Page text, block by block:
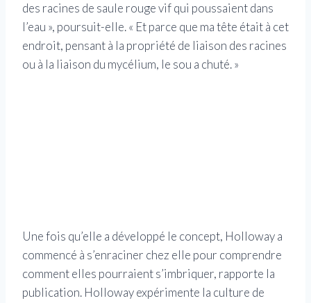
des racines de saule rouge vif qui poussaient dans
l’eau », poursuit-elle. « Et parce que ma tête était à cet
endroit, pensant à la propriété de liaison des racines
ou à la liaison du mycélium, le sou a chuté. »
Une fois qu’elle a développé le concept, Holloway a
commencé à s’enraciner chez elle pour comprendre
comment elles pourraient s’imbriquer, rapporte la
publication. Holloway expérimente la culture de